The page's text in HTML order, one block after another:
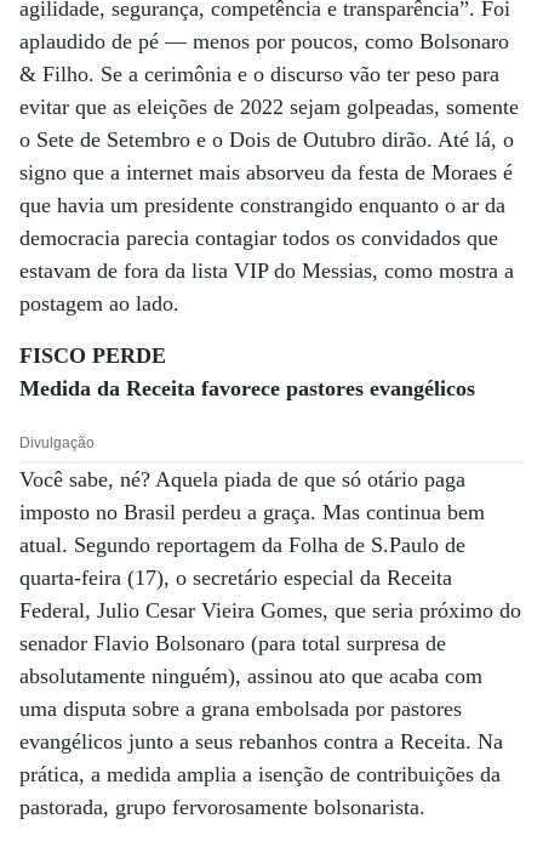
agilidade, segurança, competência e transparência”. Foi
aplaudido de pé — menos por poucos, como Bolsonaro
& Filho. Se a cerimônia e o discurso vão ter peso para
evitar que as eleições de 2022 sejam golpeadas, somente
o Sete de Setembro e o Dois de Outubro dirão. Até lá, o
signo que a internet mais absorveu da festa de Moraes é
que havia um presidente constrangido enquanto o ar da
democracia parecia contagiar todos os convidados que
estavam de fora da lista VIP do Messias, como mostra a
postagem ao lado.
FISCO PERDE
Medida da Receita favorece pastores evangélicos
Divulgação
Você sabe, né? Aquela piada de que só otário paga
imposto no Brasil perdeu a graça. Mas continua bem
atual. Segundo reportagem da Folha de S.Paulo de
quarta-feira (17), o secretário especial da Receita
Federal, Julio Cesar Vieira Gomes, que seria próximo do
senador Flavio Bolsonaro (para total surpresa de
absolutamente ninguém), assinou ato que acaba com
uma disputa sobre a grana embolsada por pastores
evangélicos junto a seus rebanhos contra a Receita. Na
prática, a medida amplia a isenção de contribuições da
pastorada, grupo fervorosamente bolsonarista.